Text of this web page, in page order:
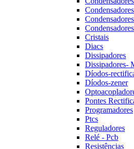
Cristais
Diacs
Dissipadores
Dissipadores-
Díodos-
Díodos-zener
Pontes
Programadores
Ptcs
Reguladores
Relé - Pcb
Resistências